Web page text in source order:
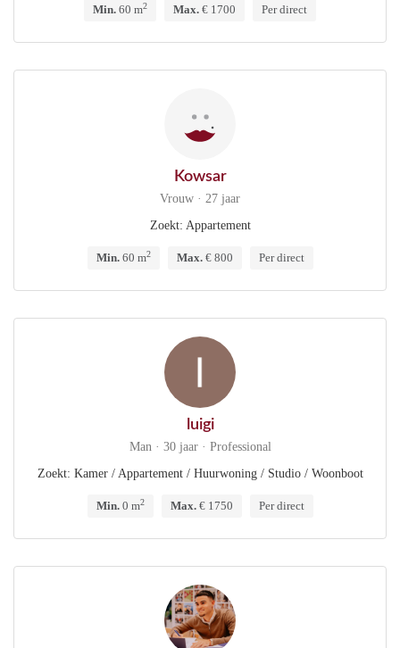
Min. 60 m2 Max. € 1700 Per direct
Kowsar
Vrouw · 27 jaar
Zoekt: Appartement
Min.60 m2 Max.€ 800 Per direct
luigi
Man · 30 jaar · Professional
Zoekt: Kamer / Appartement / Huurwoning / Studio / Woonboot
Min.0 m2 Max.€ 1750 Per direct